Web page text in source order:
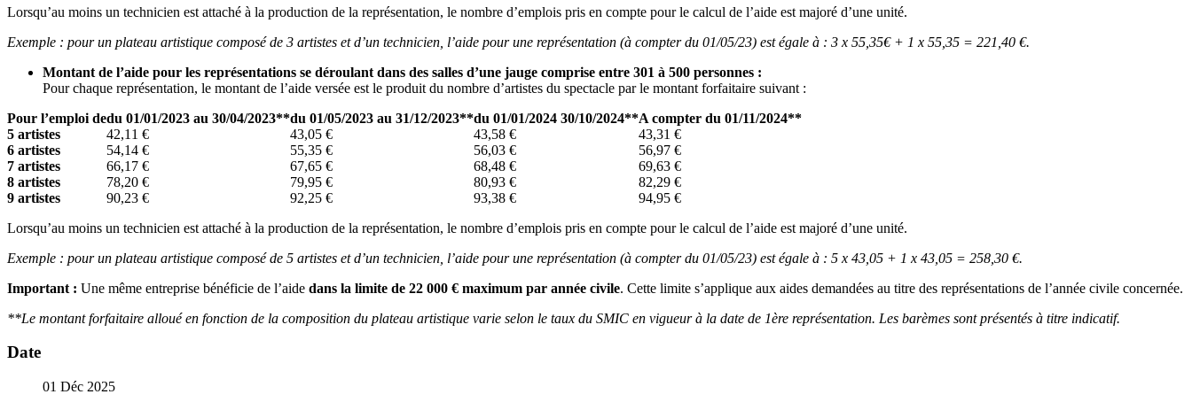
Lorsqu’au moins un technicien est attaché à la production de la représentation, le nombre d’emplois pris en compte pour le calcul de l’aide est majoré d’une unité.
Exemple : pour un plateau artistique composé de 3 artistes et d’un technicien, l’aide pour une représentation (à compter du 01/05/23) est égale à : 3 x 55,35€ + 1 x 55,35 = 221,40 €.
Montant de l’aide pour les représentations se déroulant dans des salles d’une jauge comprise entre 301 à 500 personnes :
Pour chaque représentation, le montant de l’aide versée est le produit du nombre d’artistes du spectacle par le montant forfaitaire suivant :
Pour l’emploi dedu 01/01/2023 au 30/04/2023**du 01/05/2023 au 31/12/2023**du 01/01/2024 30/10/2024**A compter du 01/11/2024**
5 artistes
42,11 € 43,05 € 43,58 €
43,31 €
6 artistes
54,14 € 55,35 € 56,03 €
56,97 €
7 artistes
66,17 € 67,65 € 68,48 €
69,63 €
8 artistes
78,20 € 79,95 € 80,93 €
82,29 €
9 artistes
90,23 € 92,25 € 93,38 €
94,95 €
Lorsqu’au moins un technicien est attaché à la production de la représentation, le nombre d’emplois pris en compte pour le calcul de l’aide est majoré d’une unité.
Exemple : pour un plateau artistique composé de 5 artistes et d’un technicien, l’aide pour une représentation (à compter du 01/05/23) est égale à : 5 x 43,05 + 1 x 43,05 = 258,30 €.
Important : Une même entreprise bénéficie de l’aide dans la limite de 22 000 € maximum par année civile. Cette limite s’applique aux aides demandées au titre des représentations de l’année civile concernée.
**Le montant forfaitaire alloué en fonction de la composition du plateau artistique varie selon le taux du SMIC en vigueur à la date de 1ère représentation. Les barèmes sont présentés à titre indicatif.
Date
01 Déc 2025